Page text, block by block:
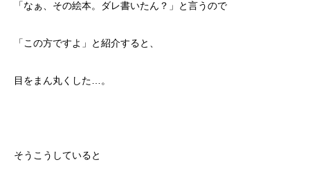
「なぁ、その絵本。ダレ書いたん？」と言うので
「この方ですよ」と紹介すると、
目をまん丸くした…。
そうこうしていると